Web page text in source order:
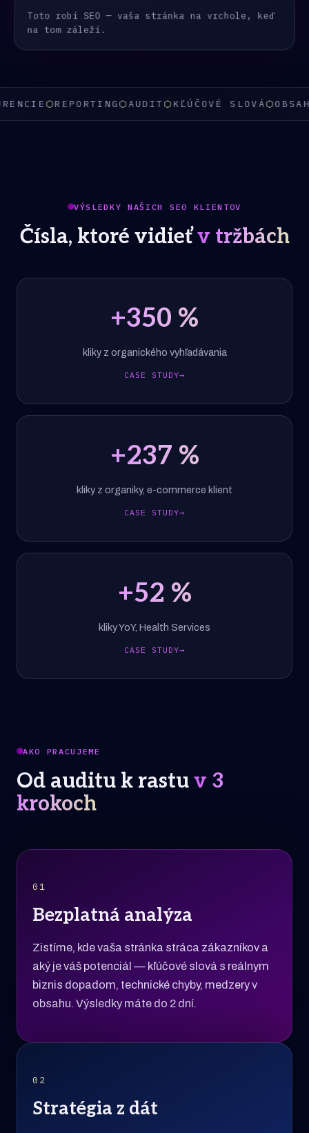
Toto robí SEO — vaša stránka na vrchole, keď
na tom záleží.
⬡REPORTING⬡AUDIT⬡KĽÚČOVÉ SLOVÁ⬡OBSAH⬡
VÝSLEDKY NAŠICH SEO KLIENTOV
Čísla, ktoré vidieťv tržbách
+350 %
kliky z organického vyhľadávania
CASE STUDY→
+237 %
kliky z organiky, e-commerce klient
CASE STUDY→
+52 %
kliky YoY, Health Services
CASE STUDY→
AKO PRACUJEME
Od auditu k rastuv 3
krokoch
01
Bezplatná analýza
Zistíme, kde vaša stránka stráca zákazníkov a
aký je váš potenciál — kľúčové slová s reálnym
biznis dopadom, technické chyby, medzery v
obsahu. Výsledky máte do 2 dní.
02
Stratégia z dát